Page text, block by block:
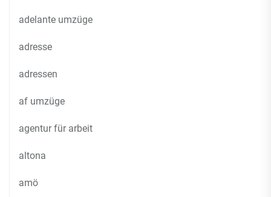
adelante umzüge
adresse
adressen
af umzüge
agentur für arbeit
altona
amö